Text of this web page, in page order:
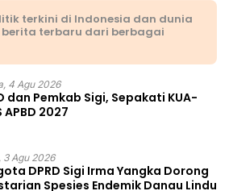
terkini di Indonesia dan dunia
terbaru dari berbagai
4 Agu 2026
dan Pemkab Sigi, Sepakati KUA-
APBD 2027
3 Agu 2026
DPRD Sigi Irma Yangka Dorong
Spesies Endemik Danau Lindu